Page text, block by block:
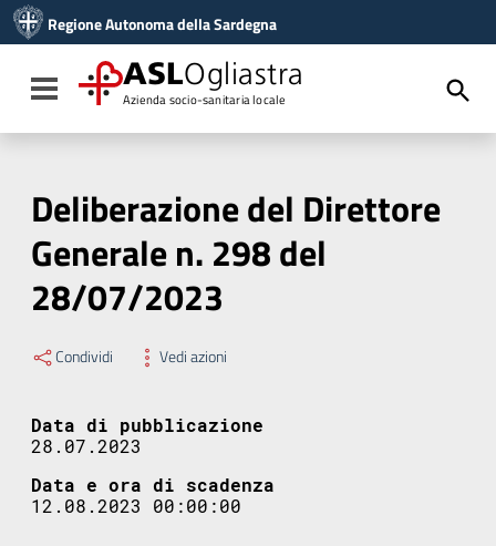
Vai al menu di navigazione
Vai al footer
Regione Autonoma della Sardegna
Toggle navigation
ASLOgliastra
Azienda socio-sanitaria locale
Deliberazione del Direttore
Generale n. 298 del
28/07/2023
Condividi Vedi azioni
Data di pubblicazione
28.07.2023
Data e ora di scadenza
12.08.2023 00:00:00